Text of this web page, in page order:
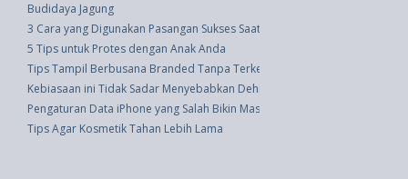
Budidaya Jagung
3 Cara yang Digunakan Pasangan Sukses Saat Mereka Bertengkar
5 Tips untuk Protes dengan Anak Anda
Tips Tampil Berbusana Branded Tanpa Terkesan Murahan
Kebiasaan ini Tidak Sadar Menyebabkan Dehidrasi
Pengaturan Data iPhone yang Salah Bikin Masa Pakai Baterai Cepat
Tips Agar Kosmetik Tahan Lebih Lama